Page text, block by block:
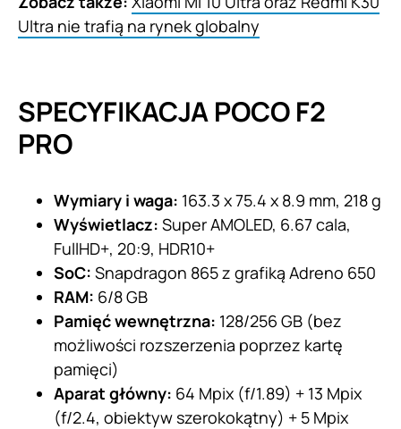
Ultra nie trafią na rynek globalny
SPECYFIKACJA POCO F2
PRO
Wymiary i waga: 163.3 x 75.4 x 8.9 mm, 218 g
Wyświetlacz: Super AMOLED, 6.67 cala,
FullHD+, 20:9, HDR10+
SoC: Snapdragon 865 z grafiką Adreno 650
RAM: 6/8 GB
Pamięć wewnętrzna: 128/256 GB (bez
możliwości rozszerzenia poprzez kartę
pamięci)
Aparat główny: 64 Mpix (f/1.89) + 13 Mpix
(f/2.4, obiektyw szerokokątny) + 5 Mpix